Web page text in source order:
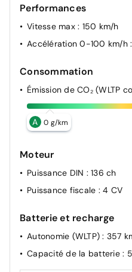
Performances
Vitesse max : 150 km/h
Accélération 0-100 km/h
Consommation
Émission de CO₂ (WLTP
A 0 g/km
Moteur
Puissance DIN : 136 ch
Puissance fiscale : 4 CV
Batterie et recharge
Autonomie (WLTP): 357
Capacité de la batterie :